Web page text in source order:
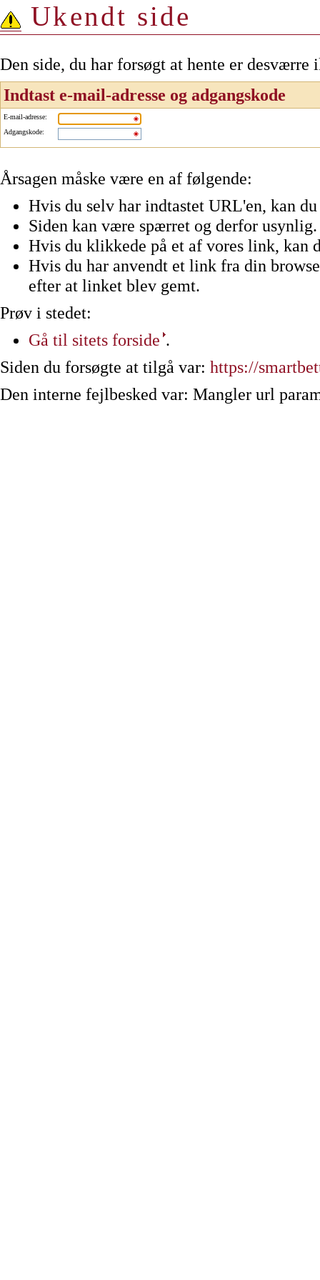
Ukendt side
Den side, du har forsøgt at hente er
Indtast e-mail-adresse og adgangskode
E-mail-adresse:
Adgangskode:
Årsagen måske være en af følgende:
Hvis du selv har indtastet URL'en, kan
Siden kan være spærret og derfor usynlig.
Hvis du klikkede på et af vores link, kan
Hvis du har anvendt et link fra din
efter at linket blev gemt.
Prøv i stedet:
Gå til sitets forside .
Siden du forsøgte at tilgå var: https://
Den interne fejlbesked var: Mangler url